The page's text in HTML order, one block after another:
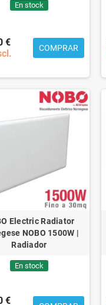
En stock
€
COMPRAR
Electric Radiator
NOBO 1500W |
Radiador
En stock
€